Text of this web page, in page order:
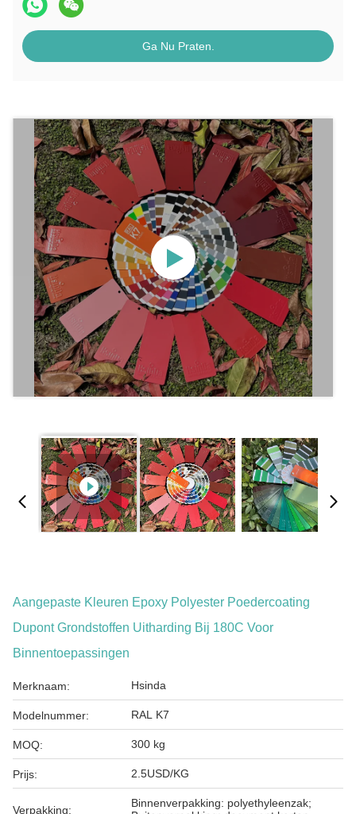
Ga Nu Praten.
Aangepaste Kleuren Epoxy Polyester Poedercoating
Dupont Grondstoffen Uitharding Bij 180C Voor
Binnentoepassingen
Merknaam: Hsinda
Modelnummer: RAL K7
MOQ: 300 kg
Prijs: 2.5USD/KG
Verpakking:
Binnenverpakking: polyethyleenzak;